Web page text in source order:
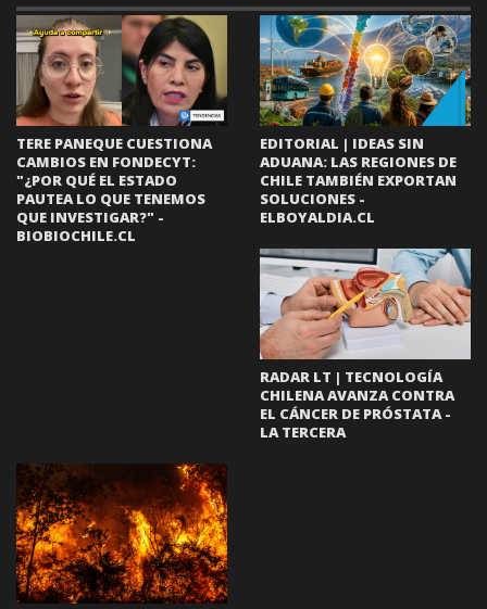
TERE PANEQUE CUESTIONA
CAMBIOS EN FONDECYT:
"¿POR QUÉ EL ESTADO
PAUTEA LO QUE TENEMOS
QUE INVESTIGAR?" -
BIOBIOCHILE.CL
EDITORIAL | IDEAS SIN
ADUANA: LAS REGIONES DE
CHILE TAMBIÉN EXPORTAN
SOLUCIONES -
ELBOYALDIA.CL
RADAR LT | TECNOLOGÍA
CHILENA AVANZA CONTRA
EL CÁNCER DE PRÓSTATA -
LA TERCERA